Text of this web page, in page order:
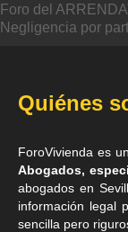
Foro del
Negligencia por
Quiénes
ForoVivienda es
Abogados,
abogados en
información legal
sencilla pero